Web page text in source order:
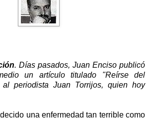
. Días pasados, Juan Enciso publicó
un artículo titulado "Reírse del
al periodista Juan Torrijos, quien hoy
una enfermedad tan terrible como